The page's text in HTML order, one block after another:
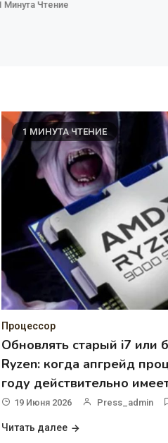
Минута Чтение
1 МИНУТА ЧТЕНИЕ
Процессор
Обновлять старый i7 или
Ryzen: когда апгрейд
году действительно
19 Июня 2026 Press_admin
Читать далее